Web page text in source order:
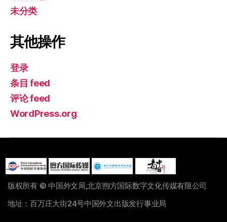
未分类
其他操作
登录
条目 feed
评论 feed
WordPress.org
版权所有 © 中国外文局,北京煦方国际数字文化传媒有限公司
地址：百万庄大街24号中国外文出版发行事业局